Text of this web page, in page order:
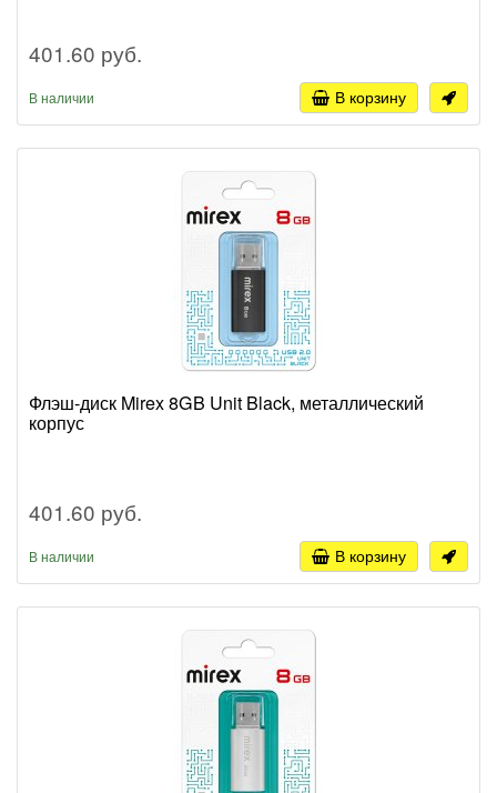
401.60 руб.
В наличии В корзину
Флэш-диск Mirex 8GB Unit Black, металлический
корпус
401.60 руб.
В наличии В корзину